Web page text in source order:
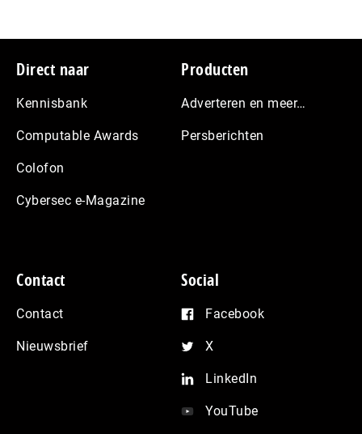
Footer
Direct naar
Kennisbank
Computable Awards
Colofon
Cybersec e-Magazine
Producten
Adverteren en meer…
Persberichten
Contact
Contact
Nieuwsbrief
Social
Facebook
X
LinkedIn
YouTube